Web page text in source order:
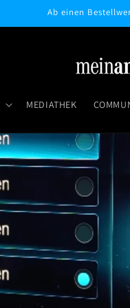
Ab einen
MEDIATHEK